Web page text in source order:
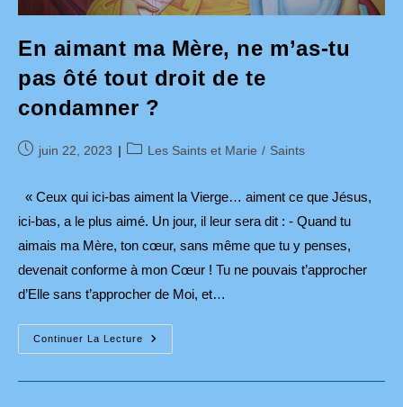
En aimant ma Mère, ne m’as-tu
pas ôté tout droit de te
condamner ?
Publication
juin 22, 2023
PostLes Saints et Marie / Saints
« Ceux qui ici-bas aiment la Vierge… aiment ce que Jésus,
ici-bas, a le plus aimé. Un jour, il leur sera dit : - Quand tu
aimais ma Mère, ton cœur, sans même que tu y penses,
devenait conforme à mon Cœur ! Tu ne pouvais t’approcher
d’Elle sans t’approcher de Moi, et…
Continuer La Lecture
En
Aimant